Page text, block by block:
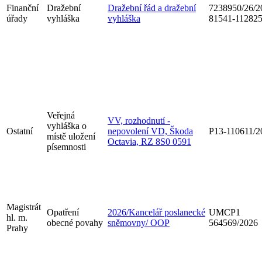
Finanční
úřady
Dražební
vyhláška
Dražební řád a dražební
vyhláška
7238950/26/
81541-112825
Ostatní
Veřejná
vyhláška o
místě uložení
písemnosti
VV, rozhodnutí -
nepovolení VD, Škoda
Octavia, RZ 8S0 0591
P13-110611/
Magistrát
hl. m.
Prahy
Opatření
obecné povahy
2026/Kancelář poslanecké
sněmovny/ OOP
UMCP1
564569/2026